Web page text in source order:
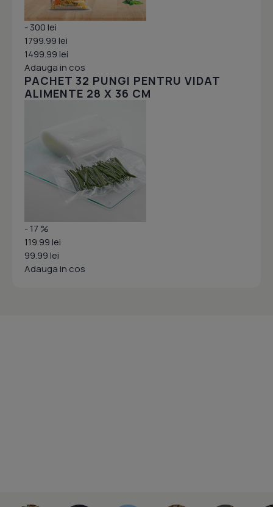
- 300 lei
1799.99 lei
1499.99 lei
Adauga in cos
PACHET 32 PUNGI PENTRU VIDAT
ALIMENTE 28 X 36 CM
- 17 %
119.99 lei
99.99 lei
Adauga in cos